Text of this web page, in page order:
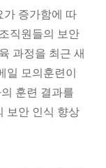
가 증가함에 따
직원들의 보안
과정을 최근 새
일 모의훈련이
훈련 결과를
보안 인식 향상